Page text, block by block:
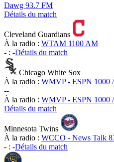
Dawg 93.7 FM
Détails du match
Cleveland Guardians
À la radio : WTAM 1100 AM
- : -Détails du match
Chicago White Sox
À la radio : WMVP - ESPN 1000
--
À la radio : WMVP - ESPN 1000
Détails du match
Minnesota Twins
À la radio : WCCO - News Talk
- : -Détails du match